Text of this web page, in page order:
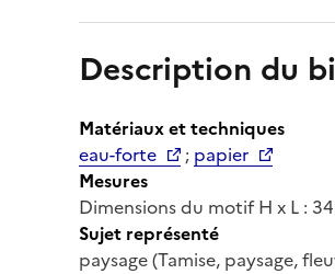
Description du
Matériaux et techniques
eau-forte
; papier
Mesures
Dimensions du motif H x L :
Sujet représenté
paysage (Tamise, paysage,